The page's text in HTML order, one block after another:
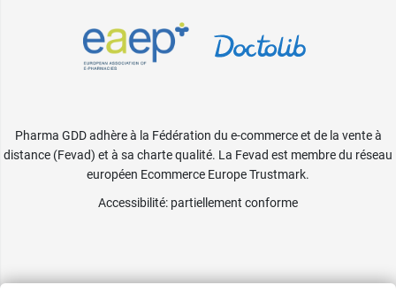
Pharma GDD adhère à la Fédération du e-commerce et de la vente à
distance (Fevad) et à sa charte qualité. La Fevad est membre du réseau
européen Ecommerce Europe Trustmark.
Accessibilité: partiellement conforme